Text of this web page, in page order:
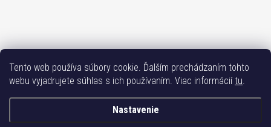
Tento web používa súbory cookie. Ďalším prechádzaním tohto
webu vyjadrujete súhlas s ich používaním. Viac informáciítu.
Nastavenie
Sledovať na Instagrame
Bižuterie TOP Vše k mobilu Mobil příslušenství
Bižutéria Yvon